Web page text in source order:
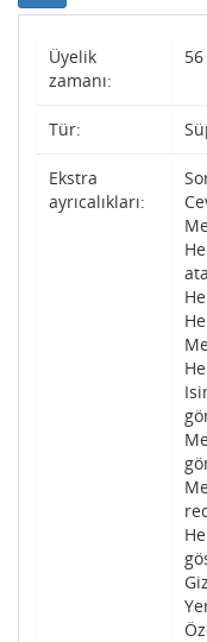
Üyelik
zamanı:
Tür:
Ekstra
ayrıcalıkları: